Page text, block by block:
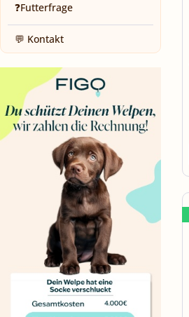
❓Futterfrage
💬 Kontakt